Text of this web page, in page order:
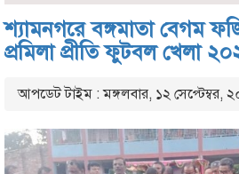
শ‍্যামনগরে বঙ্গমাতা বেগম
প্রমিলা প্রীতি ফুটবল খেলা
আপডেট টাইম : মঙ্গলবার, ১২ সেপ্টেম্বর,